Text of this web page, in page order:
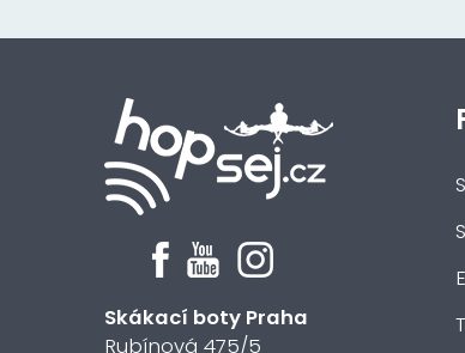
Skákací boty Praha
Rubínová 475/5